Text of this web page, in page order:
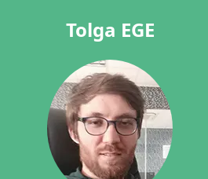
Tolga EGE